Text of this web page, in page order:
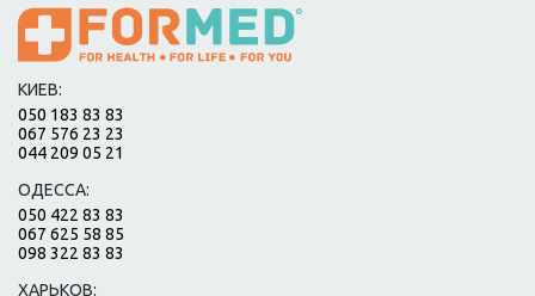
КИЕВ:
050 183 83 83
067 576 23 23
044 209 05 21
ОДЕССА:
050 422 83 83
067 625 58 85
098 322 83 83
ХАРЬКОВ: